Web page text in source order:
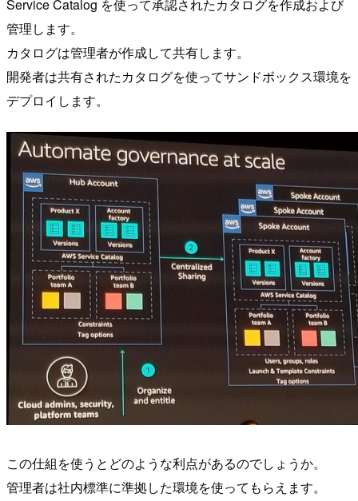
Service Catalog を使って承認されたカタログを作成および
管理します。
カタログは管理者が作成して共有します。
開発者は共有されたカタログを使ってサンドボックス環境を
デプロイします。
この仕組を使うとどのような利点があるのでしょうか。
管理者は社内標準に準拠した環境を使ってもらえます。